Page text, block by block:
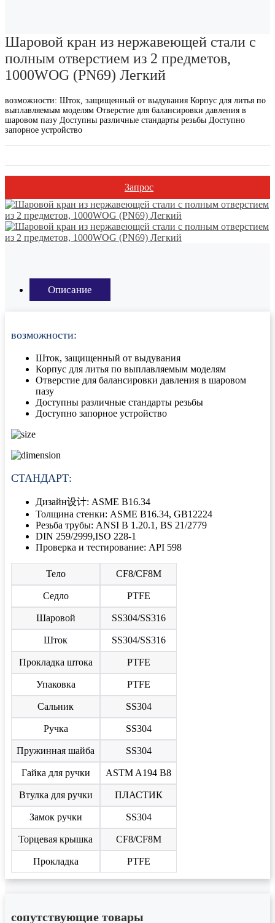
Шаровой кран из нержавеющей стали с
полным отверстием из 2 предметов,
1000WOG (PN69) Легкий
возможности: Шток, защищенный от выдувания Корпус для литья по
выплавляемым моделям Отверстие для балансировки давления в
шаровом пазу Доступны различные стандарты резьбы Доступно
запорное устройство
Запрос
Описание
возможности:
Шток, защищенный от выдувания
Корпус для литья по выплавляемым моделям
Отверстие для балансировки давления в шаровом
пазу
Доступны различные стандарты резьбы
Доступно запорное устройство
СТАНДАРТ:
Дизайн设计: ASME B16.34
Толщина стенки: ASME B16.34, GB12224
Резьба трубы: ANSI B 1.20.1, BS 21/2779
DIN 259/2999,ISO 228-1
Проверка и тестирование: API 598
Тело CF8/CF8M
Седло PTFE
Шаровой SS304/SS316
Шток SS304/SS316
Прокладка штока PTFE
Упаковка PTFE
Сальник SS304
Ручка SS304
Пружинная шайба SS304
Гайка для ручки ASTM A194 B8
Втулка для ручки ПЛАСТИК
Замок ручки SS304
Торцевая крышка CF8/CF8M
Прокладка PTFE
сопутствующие товары